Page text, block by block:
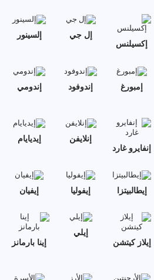
إكسيلنس
إل جي إلسينور
إمبورغ إندوفود إندومي
إنفايرو غارد
إنلايفن إيديايام
إيطالبيتزا إيفوليا إيفيان
إيلاز كيتشن
إيلي
إينا بارمانز